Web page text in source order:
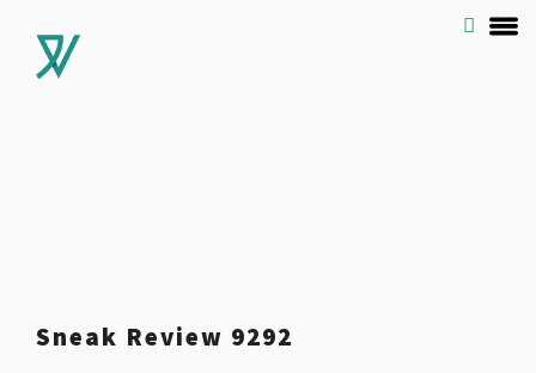
Sneak Review 9292